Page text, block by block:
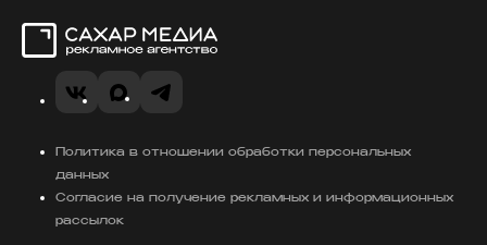
VK MAXTelegram
Политика в отношении обработки персональных
данных
Согласие на получение рекламных и информационных
рассылок